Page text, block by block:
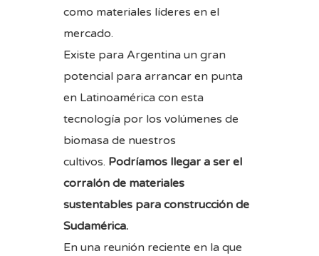
como materiales líderes en el
mercado.
Existe para Argentina un gran
potencial para arrancar en punta
en Latinoamérica con esta
tecnología por los volúmenes de
biomasa de nuestros
cultivos. Podríamos llegar a ser el
corralón de materiales
sustentables para construcción de
Sudamérica.
En una reunión reciente en la que